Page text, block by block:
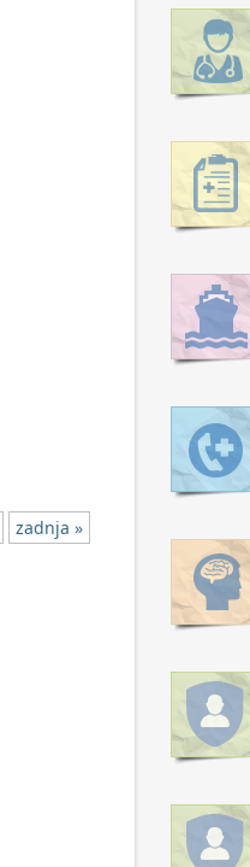
zadnja »